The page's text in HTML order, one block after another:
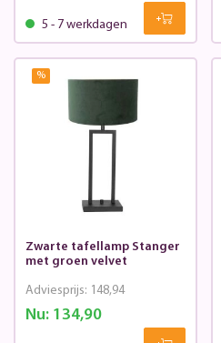
5 - 7 werkdagen
%
Zwarte tafellamp Stanger
met groen velvet
Nu:134,90
Adviesprijs: 148,94